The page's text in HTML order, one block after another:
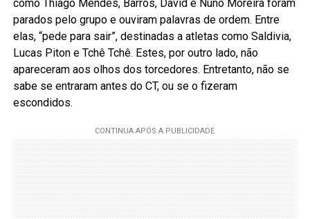
como Thiago Mendes, Barros, David e Nuno Moreira foram
parados pelo grupo e ouviram palavras de ordem. Entre
elas, “pede para sair”, destinadas a atletas como Saldivia,
Lucas Piton e Tchê Tchê. Estes, por outro lado, não
apareceram aos olhos dos torcedores. Entretanto, não se
sabe se entraram antes do CT, ou se o fizeram
escondidos.